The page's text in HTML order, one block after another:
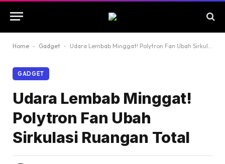
Home - Gadget - Udara Lembab Minggat! Polytron Fan Ubah Sirkulasi Ruangan Total
GADGET
Udara Lembab Minggat!
Polytron Fan Ubah
Sirkulasi Ruangan Total